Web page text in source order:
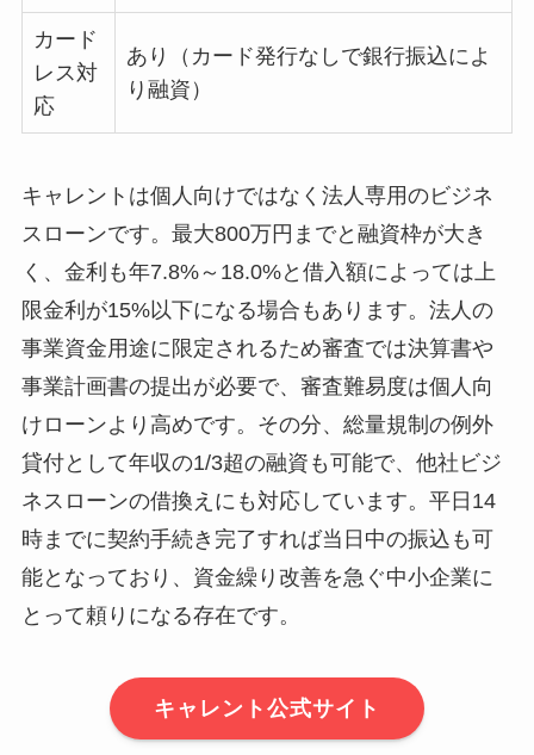
カード
レス対
応
あり（カード発行なしで銀行振込によ
り融資）
キャレントは個人向けではなく法人専用のビジネ
スローンです。最大800万円までと融資枠が大き
く、金利も年7.8%～18.0%と借入額によっては上
限金利が15%以下になる場合もあります。法人の
事業資金用途に限定されるため審査では決算書や
事業計画書の提出が必要で、審査難易度は個人向
けローンより高めです。その分、総量規制の例外
貸付として年収の1/3超の融資も可能で、他社ビジ
ネスローンの借換えにも対応しています。平日14
時までに契約手続き完了すれば当日中の振込も可
能となっており、資金繰り改善を急ぐ中小企業に
とって頼りになる存在です。
キャレント公式サイト